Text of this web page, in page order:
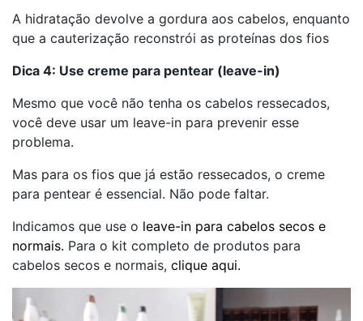
A hidratação devolve a gordura aos cabelos, enquanto
que a cauterização reconstrói as proteínas dos fios
Dica 4: Use creme para pentear (leave-in)
Mesmo que você não tenha os cabelos ressecados,
você deve usar um leave-in para prevenir esse
problema.
Mas para os fios que já estão ressecados, o creme
para pentear é essencial. Não pode faltar.
Indicamos que use o leave-in para cabelos secos e
normais. Para o kit completo de produtos para
cabelos secos e normais, clique aqui.